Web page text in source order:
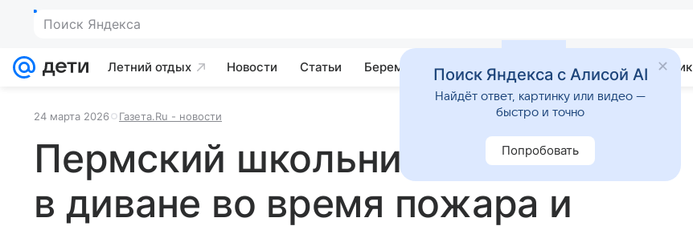
Летний отдых Новости Статьи Беременность Развитие Почемучка Учебник
24 марта 2026 Газета.Ru - новости
Пермский школьник спрятался
в диване во время пожара и
Поиск Яндекса с Алисой AI
Найдёт ответ, картинку или видео —
быстро и точно
Попробовать